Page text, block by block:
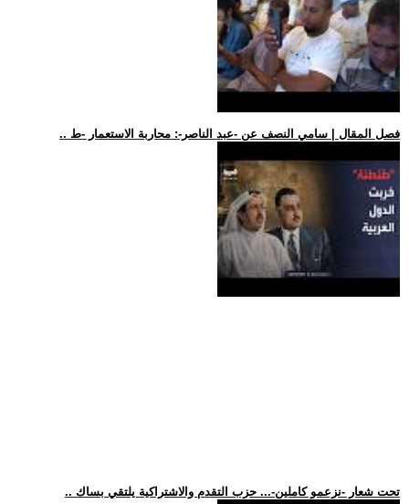
.. فصل المقال | سامي النصف عن -عبد الناصر-: محاربة الاستعمار -ط
.. تحت شعار -نزعمو كاملين-... حزب التقدم والاشتراكية يلتقي بساك